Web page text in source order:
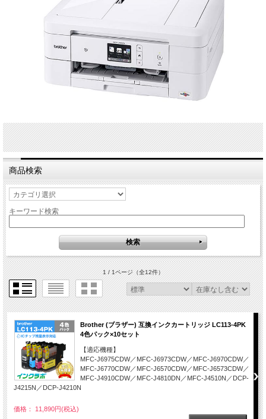
商品検索
キーワード検索
1 / 1ページ（全12件）
Brother (ブラザー) 互換インクカートリッジ LC113-4PK
4色パック×10セット
【適応機種】
MFC-J6975CDW／MFC-J6973CDW／MFC-J6970CDW／
MFC-J6770CDW／MFC-J6570CDW／MFC-J6573CDW／
MFC-J4910CDW／MFC-J4810DN／MFC-J4510N／DCP-
J4215N／DCP-J4210N
価格： 11,890円(税込)